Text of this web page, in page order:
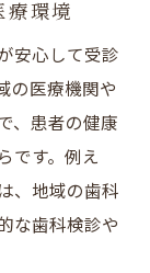
療環境
安心して受診
の医療機関や
、患者の健康
です。例え
、地域の歯科
な歯科検診や